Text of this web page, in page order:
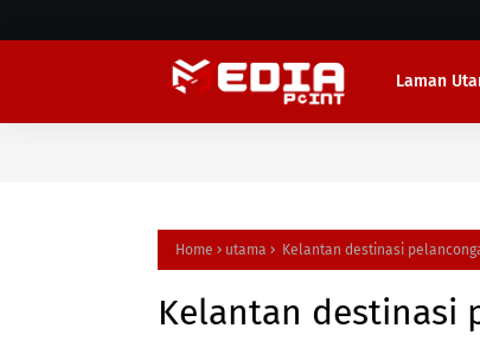
Laman
Home utama Kelantan destinasi
Kelantan destinasi